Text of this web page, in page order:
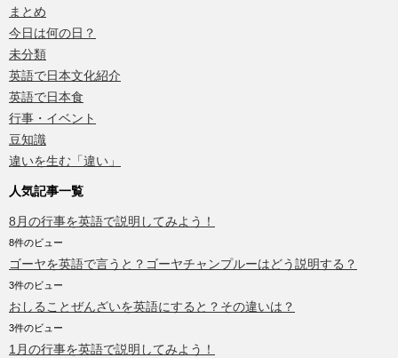
まとめ
今日は何の日？
未分類
英語で日本文化紹介
英語で日本食
行事・イベント
豆知識
違いを生む「違い」
人気記事一覧
8月の行事を英語で説明してみよう！
8件のビュー
ゴーヤを英語で言うと？ゴーヤチャンプルーはどう説明する？
3件のビュー
おしることぜんざいを英語にすると？その違いは？
3件のビュー
1月の行事を英語で説明してみよう！